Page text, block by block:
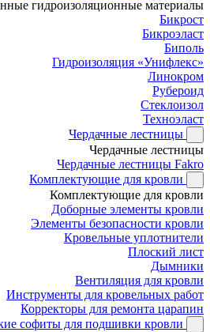
гидроизоляционные материалы
Бикрост
Бикроэласт
Биполь
Гидроизоляция «Унифлекс»
Линокром
Рубероид
Стеклоизол
Техноэласт
Чердачные лестницы
Чердачные лестницы
Чердачные лестницы Fakro
Комплектующие для кровли
Комплектующие для кровли
Доборные элементы кровли
Элементы безопасности кровли
Кровельные уплотнители
Плоский лист
Дымники
Вентиляция для кровли
Инструменты для кровельных работ
Корректоры для ремонта царапин
софиты для подшивки кровли